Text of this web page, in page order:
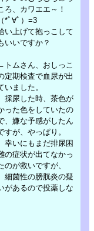
ろ、カワエエ～！
（*ﾟ∀ﾟ）=3
い上げて抱っこして
いいですか？
トムさん、おしっこ
定期検査で血尿が出
いました。
採尿した時、茶色が
った色をしていたの
、嫌な予感がしたん
すが、やっぱり。
幸いにもまだ排尿困
の症状が出てなかっ
のが救いですが、
細菌性の膀胱炎の疑
があるので投薬しな